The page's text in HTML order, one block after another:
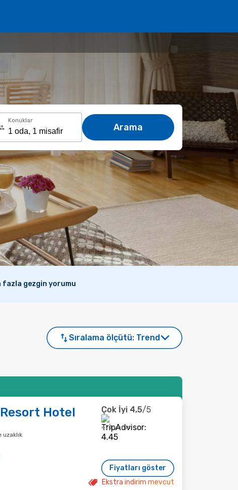
Konuklar
Arama
fazla gezgin yorumu
Sıralama ölçütü: Trend
Hotel Çok İyi 4,5/5
474 yorum
Fiyatları göster
Ekstra indirim mevcut